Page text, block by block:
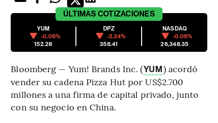
ÚLTIMAS COTIZACIONES
YUM
-0.06%
152.28
DPZ
-2.24%
358.41
NASDAQ
-0.06%
26,348.35
Bloomberg — Yum! Brands Inc. (YUM) acordó
vender su cadena Pizza Hut por US$2.700
millones a una firma de capital privado, junto
con su negocio en China.